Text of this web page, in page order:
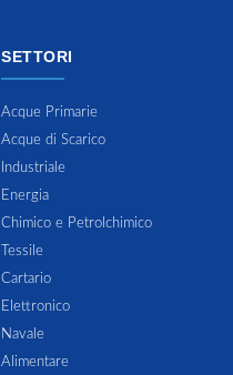
SETTORI
Acque Primarie
Acque di Scarico
Industriale
Energia
Chimico e Petrolchimico
Tessile
Cartario
Elettronico
Navale
Alimentare